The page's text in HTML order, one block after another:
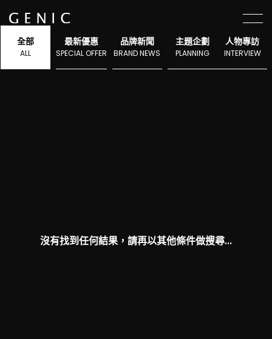
選單
全部
ALL
主題企劃
PLANNING
人物專訪
INTERVIEW
品牌新聞
BRAND NEWS
最新優惠
SPECIAL OFFER
沒有找到任何結果，請再以其他條件做搜尋...